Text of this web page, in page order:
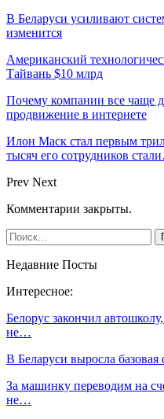
В Беларуси усиливают
изменится
Американский
Тайвань $10 млрд
Почему компании все чаще
продвижение в интернете
Илон Маск стал первым
тысяч его сотрудников
Prev Next
Комментарии закрыты.
Недавние Посты
Интересное:
Белорус закончил
не…
В Беларуси выросла базовая
За машинку переводим на
не…